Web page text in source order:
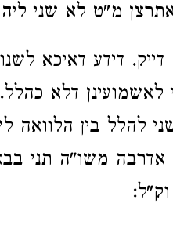
מ"ט לא שני
דידע דאיכא
דלא כהלל.
להלל בין הלוואה
אדרבה משו"ה תני